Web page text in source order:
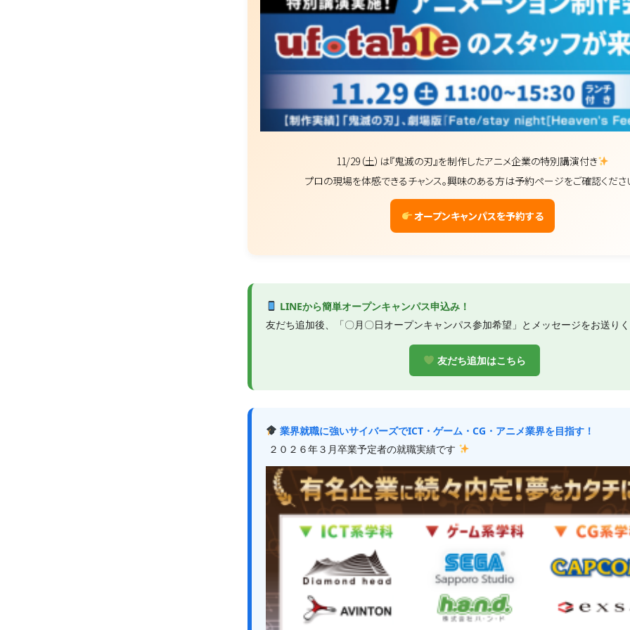
11/29（土）は『鬼滅の刃』を制作したアニメ企業の特別講演付き
プロの現場を体感できるチャンス。興味のある方は予約ページをご確認くださ
オープンキャンパスを予約する
LINEから簡単オープンキャンパス申込み！
友だち追加後、「〇月〇日オープンキャンパス参加希望」とメッセージをお送り
友だち追加はこちら
業界就職に強いサイバーズでICT・ゲーム・CG・アニメ業界を目指す！
２０２６年３月卒業予定者の就職実績です